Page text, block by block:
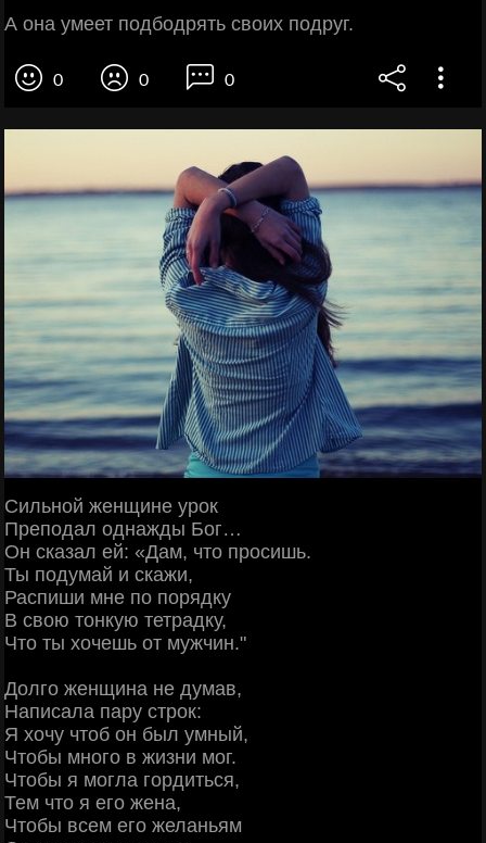
А она умеет подбодрять своих подруг.
0 0 0
Сильной женщине урок
Преподал однажды Бог…
Он сказал ей: «Дам, что просишь.
Ты подумай и скажи,
Распиши мне по порядку
В свою тонкую тетрадку,
Что ты хочешь от мужчин."
Долго женщина не думав,
Написала пару строк:
Я хочу чтоб он был умный,
Чтобы много в жизни мог.
Чтобы я могла гордиться,
Тем что я его жена,
Чтобы всем его желаньям